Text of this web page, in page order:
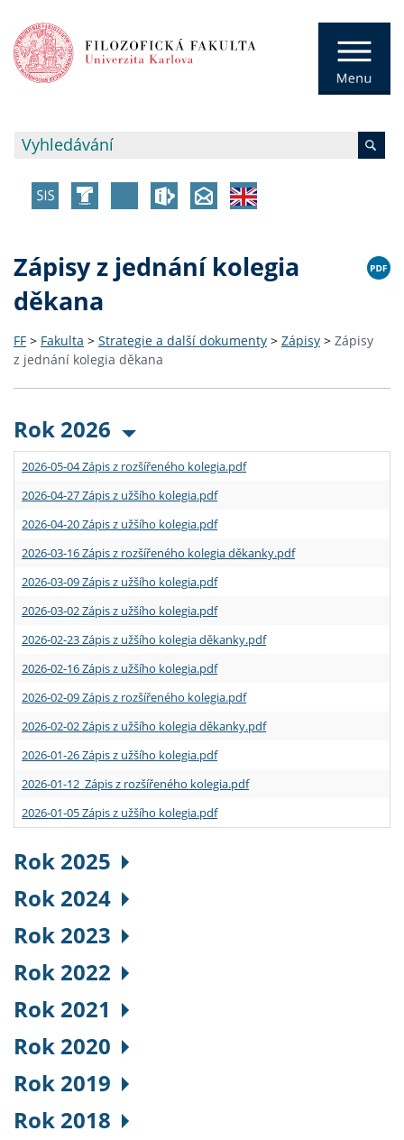
Zápisy z jednání kolegia
děkana
FF > Fakulta > Strategie a další dokumenty > Zápisy > Zápisy
z jednání kolegia děkana
Rok 2026
2026-05-04 Zápis z rozšířeného kolegia.pdf
2026-04-27 Zápis z užšího kolegia.pdf
2026-04-20 Zápis z užšího kolegia.pdf
2026-03-16 Zápis z rozšířeného kolegia děkanky.pdf
2026-03-09 Zápis z užšího kolegia.pdf
2026-03-02 Zápis z užšího kolegia.pdf
2026-02-23 Zápis z užšího kolegia děkanky.pdf
2026-02-16 Zápis z užšího kolegia.pdf
2026-02-09 Zápis z rozšířeného kolegia.pdf
2026-02-02 Zápis z užšího kolegia děkanky.pdf
2026-01-26 Zápis z užšího kolegia.pdf
2026-01-12 Zápis z rozšířeného kolegia.pdf
2026-01-05 Zápis z užšího kolegia.pdf
Rok 2025
Rok 2024
Rok 2023
Rok 2022
Rok 2021
Rok 2020
Rok 2019
Rok 2018